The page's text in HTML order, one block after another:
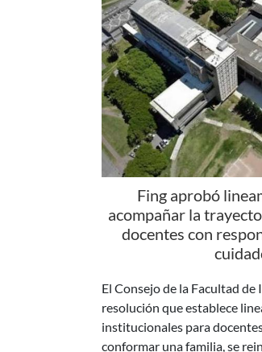
Fing aprobó
acompañar la
docentes con
El Consejo de la Facultad de
resolución que establece
institucionales para
conformar una familia, se
académicas con